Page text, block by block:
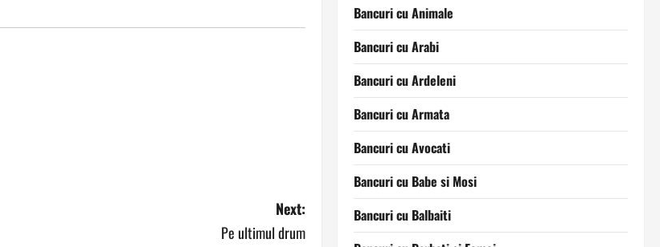
Next:
Pe ultimul drum
Bancuri cu Animale
Bancuri cu Arabi
Bancuri cu Ardeleni
Bancuri cu Armata
Bancuri cu Avocati
Bancuri cu Babe si Mosi
Bancuri cu Balbaiti